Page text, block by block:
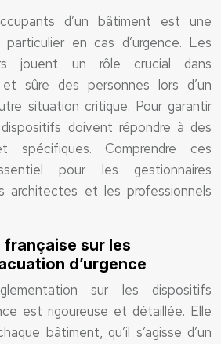
d’un bâtiment est une
en cas d’urgence. Les
jouent un rôle crucial dans
et sûre des personnes lors d’un
situation critique. Pour garantir
doivent répondre à des
spécifiques. Comprendre ces
pour les gestionnaires
architectes et les professionnels
sur les
d’urgence
sur les dispositifs
est rigoureuse et détaillée. Elle
bâtiment, qu’il s’agisse d’un